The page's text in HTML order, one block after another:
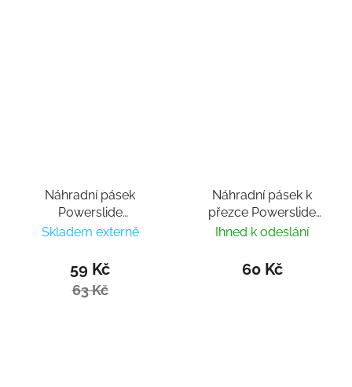
Náhradní pásek
Powerslide
Spider/Time Buckle
Skladem externě
59 Kč
63 Kč
Náhradní pásek k
přezce Powerslide
Force, Crown, Icon
Ihned k odeslání
60 Kč